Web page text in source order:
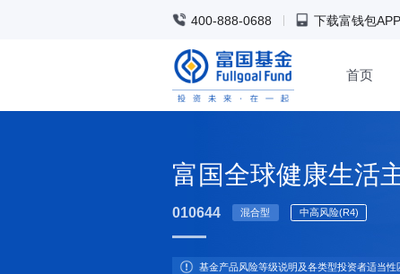
400-888-0688 下载富钱包APP
首页
富国全球健康生活
010644 混合型 中高风险(R4)
基金产品风险等级说明及各类型投资者适当性